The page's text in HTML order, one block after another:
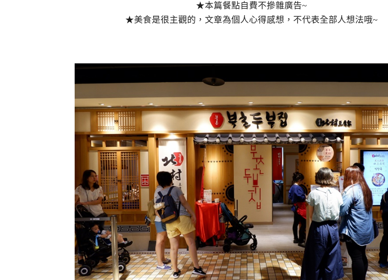
★本篇餐點自費不摻雜廣告~
★美食是很主觀的，文章為個人心得感想，不代表全部人想法哦~